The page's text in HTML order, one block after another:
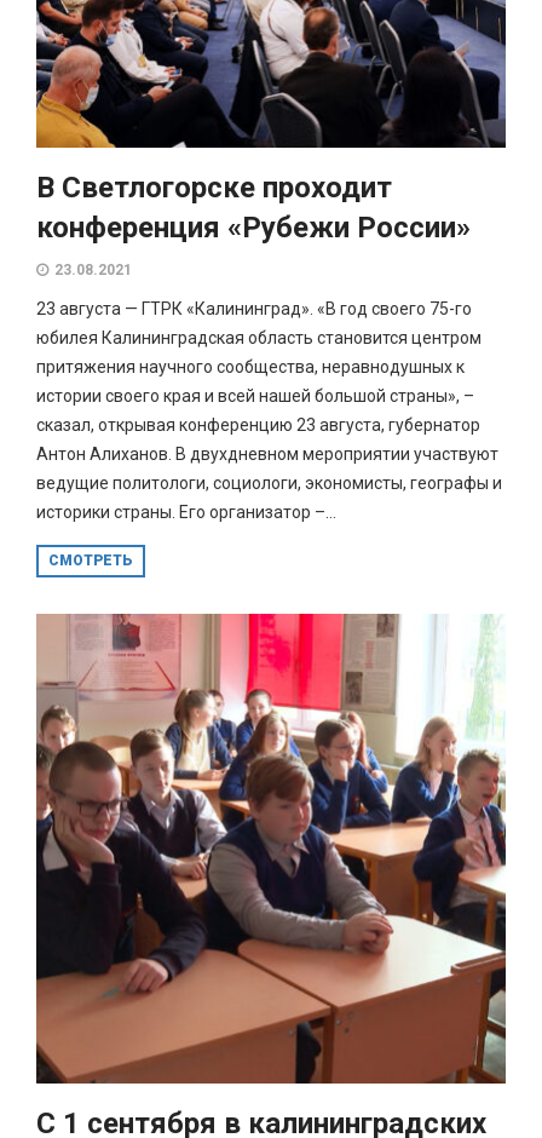
В Светлогорске проходит
конференция «Рубежи России»
23.08.2021
23 августа — ГТРК «Калининград». «В год своего 75-го
юбилея Калининградская область становится центром
притяжения научного сообщества, неравнодушных к
истории своего края и всей нашей большой страны», –
сказал, открывая конференцию 23 августа, губернатор
Антон Алиханов. В двухдневном мероприятии участвуют
ведущие политологи, социологи, экономисты, географы и
историки страны. Его организатор –...
СМОТРЕТЬ
С 1 сентября в калининградских